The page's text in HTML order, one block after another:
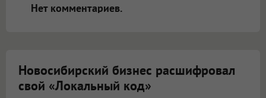
Нет комментариев.
Новосибирский бизнес расшифровал
свой «Локальный код»